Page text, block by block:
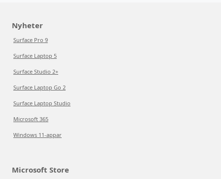
Nyheter
Surface Pro 9
Surface Laptop 5
Surface Studio 2+
Surface Laptop Go 2
Surface Laptop Studio
Microsoft 365
Windows 11-appar
Microsoft Store